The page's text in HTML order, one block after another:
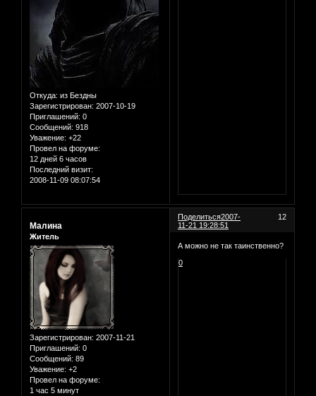
Откуда: из Бездны
Зарегистрирован: 2007-10-19
Приглашений: 0
Сообщений: 918
Уважение: +22
Провел на форуме:
12 дней 6 часов
Последний визит:
2008-11-09 08:07:54
Поделиться 12
2007-
11-21 19:28:51
Малина
Житель
Зарегистрирован: 2007-11-21
Приглашений: 0
Сообщений: 89
Уважение: +2
Провел на форуме:
1 час 5 минут
А можно не так таинственно?
0